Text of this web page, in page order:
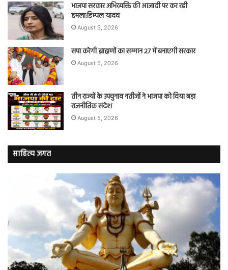
भाजपा सरकार अभिव्यक्ति की आजादी पर कर रही
हमला:डिम्पल यादव
August 5, 2026
सपा करेगी ब्राह्मणों का सम्मान 27 में बनाएगी सरकार
August 5, 2026
तीन राज्यों के उपचुनाव नतीजों ने भाजपा को दिया बड़ा
राजनीतिक संदेश
August 5, 2026
साहित्य जगत